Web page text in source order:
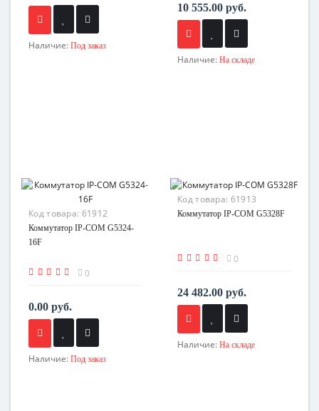
Наличие: Под заказ
10 555.00 руб.
Наличие: На складе
Код товара: 61912
Коммутатор IP-COM G5324-
16F
0
0.00 руб.
Наличие: Под заказ
Код товара: 61913
Коммутатор IP-COM G5328F
0
24 482.00 руб.
Наличие: На складе